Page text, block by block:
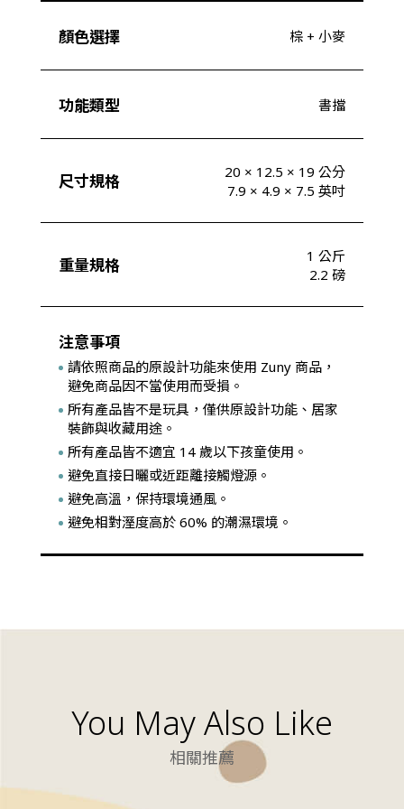
顏色選擇 棕 + 小麥
功能類型 書擋
尺寸規格
20 × 12.5 × 19 公分
7.9 × 4.9 × 7.5 英吋
重量規格
1 公斤
2.2 磅
注意事項
請依照商品的原設計功能來使用 Zuny 商品，
避免商品因不當使用而受損。
所有產品皆不是玩具，僅供原設計功能、居家
裝飾與收藏用途。
所有產品皆不適宜 14 歲以下孩童使用。
避免直接日曬或近距離接觸燈源。
避免高溫，保持環境通風。
避免相對溼度高於 60% 的潮濕環境。
You May Also Like
相關推薦